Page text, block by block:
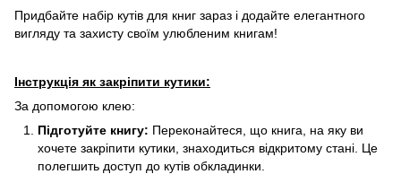
Придбайте набір кутів для книг зараз і додайте елегантного
вигляду та захисту своїм улюбленим книгам!
Інструкція як закріпити кутики:
За допомогою клею:
Підготуйте книгу: Переконайтеся, що книга, на яку ви
хочете закріпити кутики, знаходиться відкритому стані. Це
полегшить доступ до кутів обкладинки.